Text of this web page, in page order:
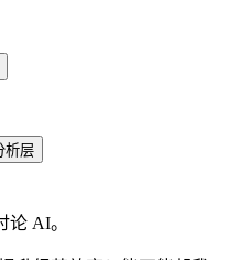
析层
AI。